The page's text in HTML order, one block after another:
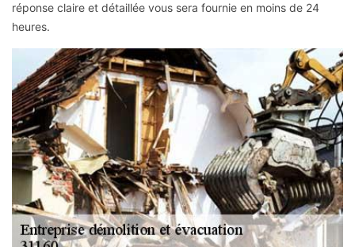
réponse claire et détaillée vous sera fournie en moins de 24
heures.